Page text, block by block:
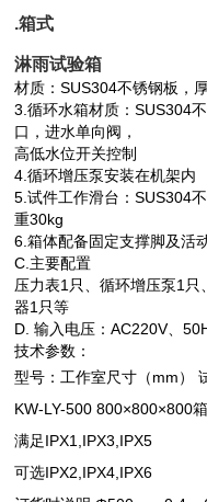
.箱式
淋雨试验箱
材质：SUS304不锈钢板，
3.循环水箱材质：SUS304
口，进水单向阀，
高低水位开关控制
4.循环增压泵安装在机架内
5.试件工作滑台：SUS304
重30kg
6.箱体配备固定支撑脚及活
C.主要配置
压力表1只、循环增压泵1只
器1只等
D. 输入电压：AC220V、
技术参数：
型号：工作室尺寸（mm）
KW-LY-500 800×800×800
满足IPX1,IPX3,IPX5
可选IPX2,IPX4,IPX6